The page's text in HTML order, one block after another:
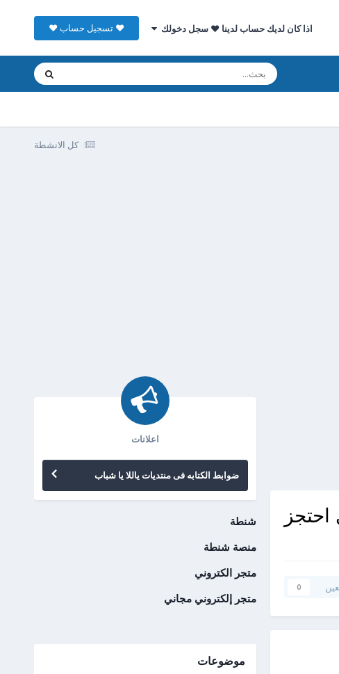
اذا كان لديك حساب لدينا ♥ سجل دخولك ♥ تسجيل حساب ♥
كل الانشطة
0
اعلانات
ضوابط الكتابه فى منتديات ياللا يا شباب
شنطة
منصة شنطة
متجر الكتروني
متجر إلكتروني مجاني
موضوعات